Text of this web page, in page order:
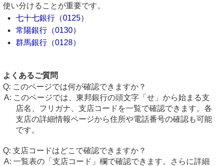
使い分けることが重要です。
七十七銀行（0125）
常陽銀行（0130）
群馬銀行（0128）
よくあるご質問
このページでは何が確認できますか？
このページでは、東邦銀行の頭文字「せ」から始まる支
店名、フリガナ、支店コードを一覧で確認できます。各
支店の詳細情報ページから住所や電話番号の確認も可能
です。
支店コードはどこで確認できますか？
一覧表の「支店コード」欄で確認できます。さらに詳細